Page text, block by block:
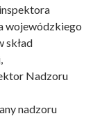
wojewódzkiego
skład
Nadzoru
nadzoru